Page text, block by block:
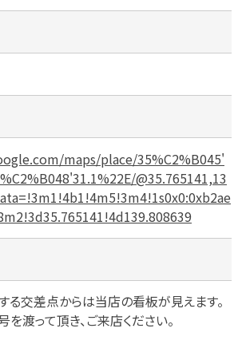
maps/place/35%C2%B045'
@35.765141,13
る交差点からは当店の看板が見えます。
渡って頂き、ご来店ください。